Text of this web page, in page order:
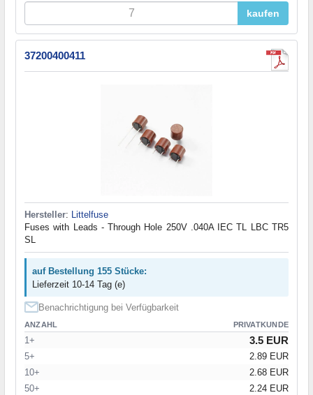
kaufen
37200400411
Hersteller: Littelfuse
Fuses with Leads - Through Hole 250V .040A IEC TL LBC TR5
SL
auf Bestellung 155 Stücke:
Lieferzeit 10-14 Tag (e)
Benachrichtigung bei Verfügbarkeit
ANZAHL PRIVATKUNDE
1+ 3.5 EUR
5+
2.89 EUR
10+
2.68 EUR
50+
2.24 EUR